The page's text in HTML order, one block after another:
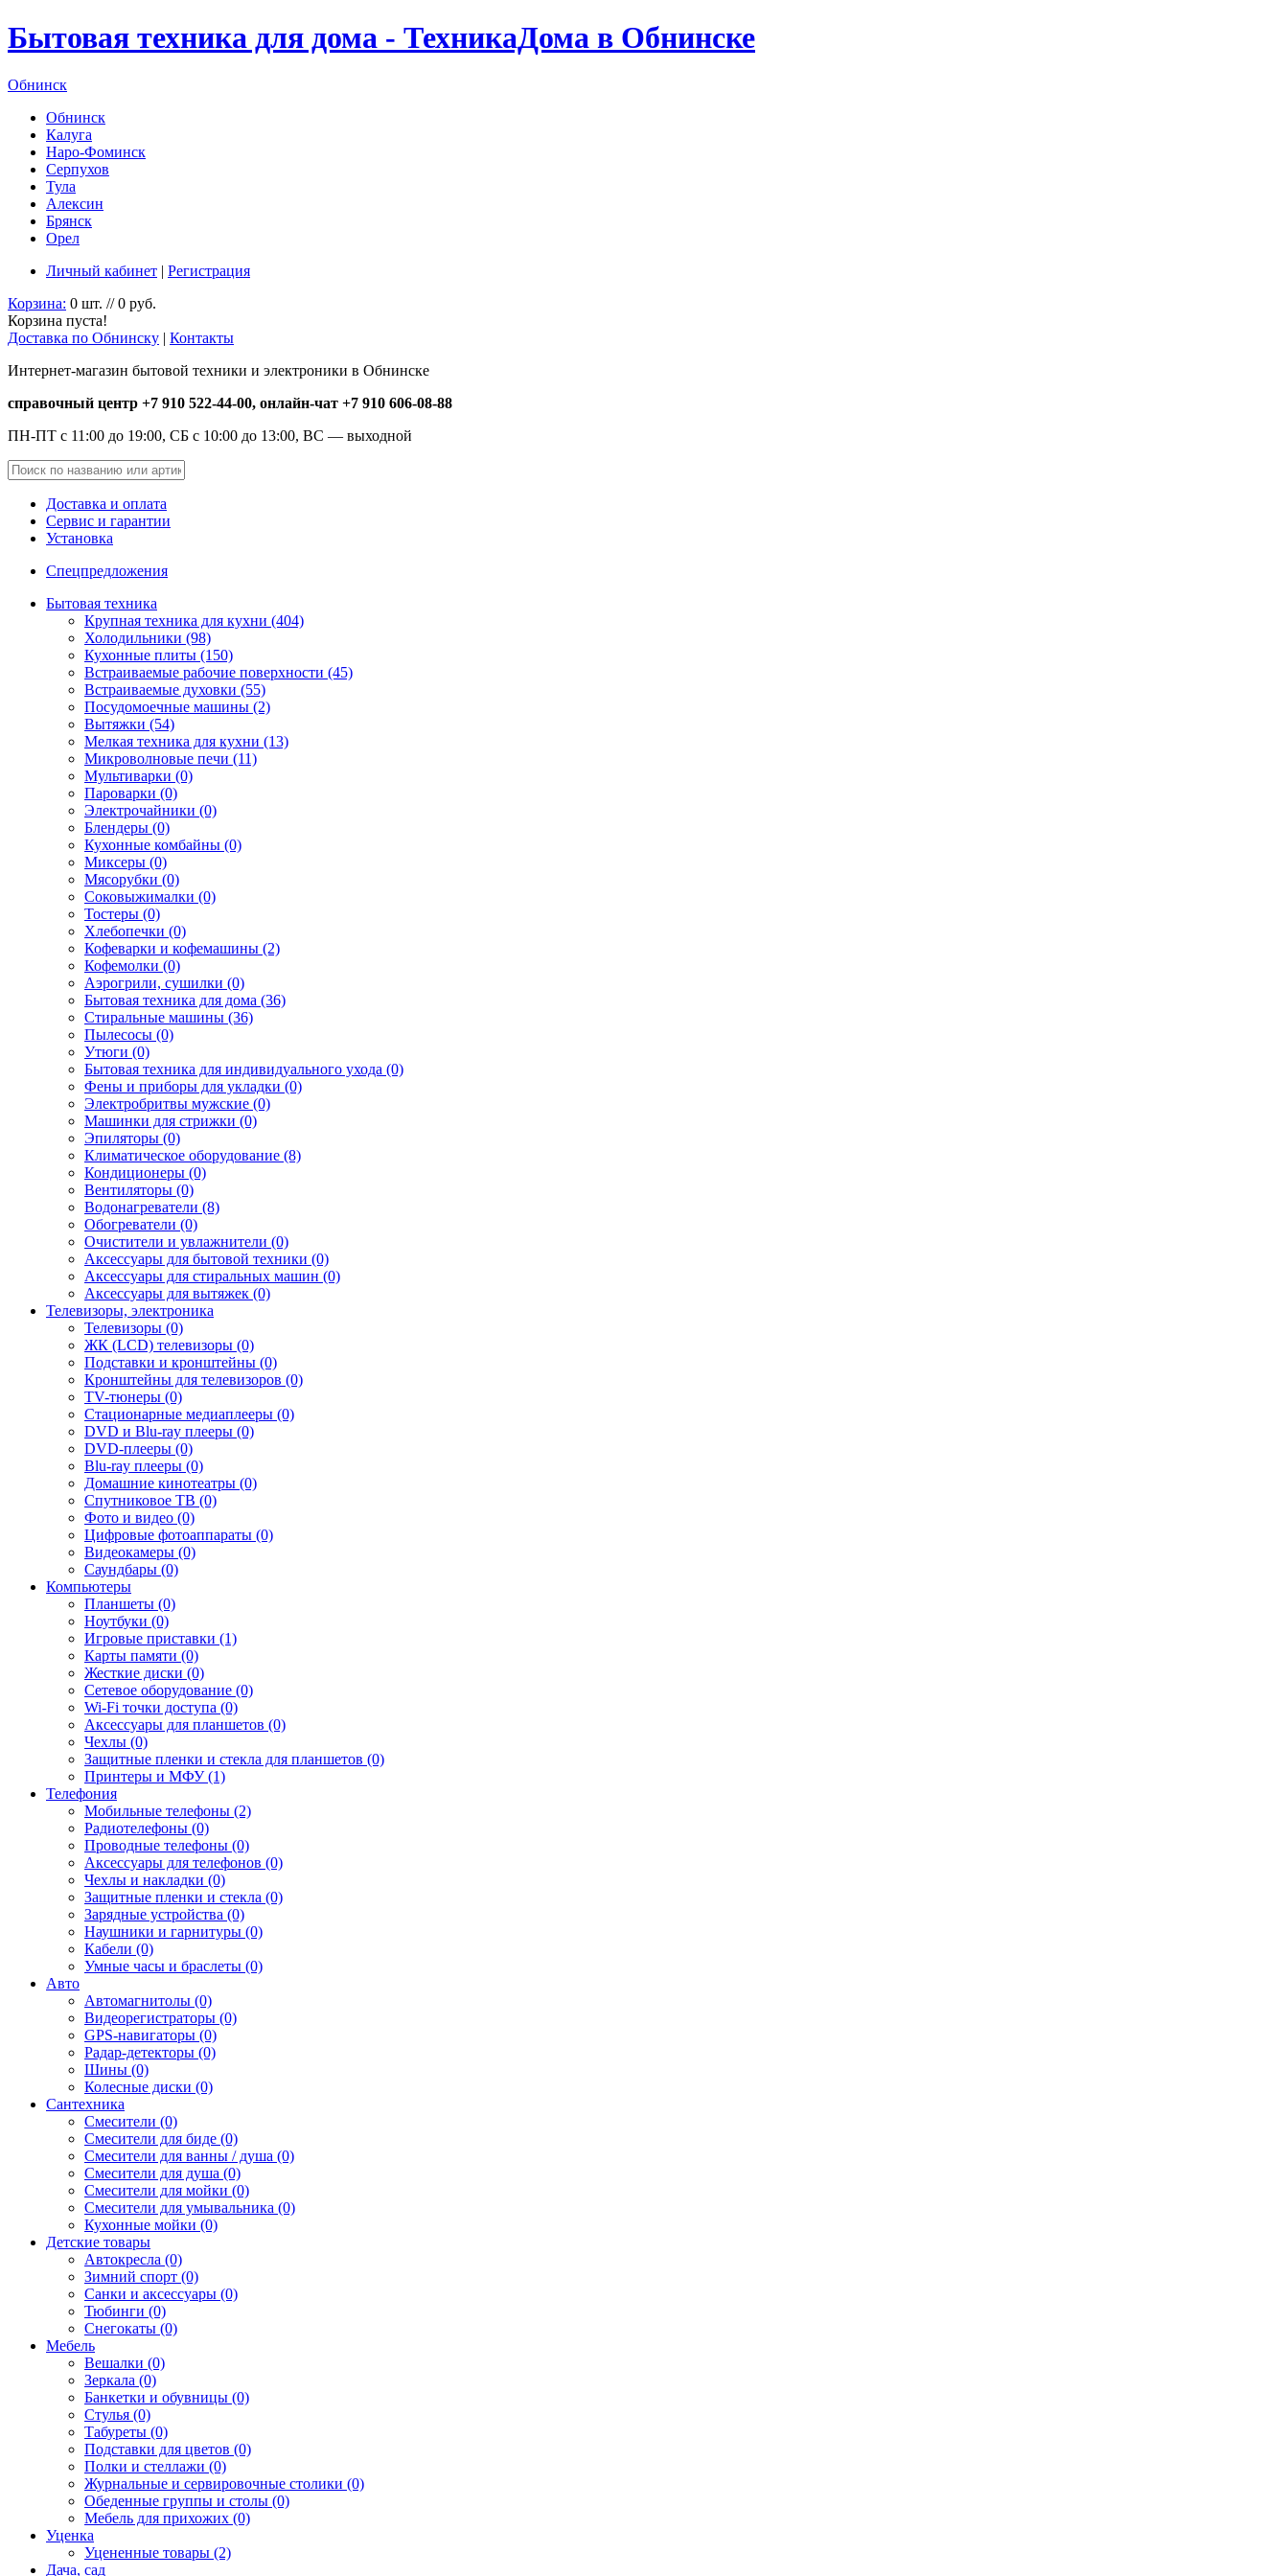
Бытовая техника для дома - ТехникаДома в Обнинске
Обнинск
Обнинск
Калуга
Наро-Фоминск
Серпухов
Тула
Алексин
Брянск
Орел
Личный кабинет | Регистрация
Корзина: 0 шт. // 0 руб.
Корзина пуста!
Доставка по Обнинску | Контакты
Интернет-магазин бытовой техники и электроники в Обнинске
справочный центр +7 910 522-44-00, онлайн-чат +7 910 606-08-88
ПН-ПТ с 11:00 до 19:00, СБ с 10:00 до 13:00, ВС — выходной
Доставка и оплата
Сервис и гарантии
Установка
Спецпредложения
Бытовая техника
Крупная техника для кухни (404)
Холодильники (98)
Кухонные плиты (150)
Встраиваемые рабочие поверхности (45)
Встраиваемые духовки (55)
Посудомоечные машины (2)
Вытяжки (54)
Мелкая техника для кухни (13)
Микроволновые печи (11)
Мультиварки (0)
Пароварки (0)
Электрочайники (0)
Блендеры (0)
Кухонные комбайны (0)
Миксеры (0)
Мясорубки (0)
Соковыжималки (0)
Тостеры (0)
Хлебопечки (0)
Кофеварки и кофемашины (2)
Кофемолки (0)
Аэрогрили, сушилки (0)
Бытовая техника для дома (36)
Стиральные машины (36)
Пылесосы (0)
Утюги (0)
Бытовая техника для индивидуального ухода (0)
Фены и приборы для укладки (0)
Электробритвы мужские (0)
Машинки для стрижки (0)
Эпиляторы (0)
Климатическое оборудование (8)
Кондиционеры (0)
Вентиляторы (0)
Водонагреватели (8)
Обогреватели (0)
Очистители и увлажнители (0)
Аксессуары для бытовой техники (0)
Аксессуары для стиральных машин (0)
Аксессуары для вытяжек (0)
Телевизоры, электроника
Телевизоры (0)
ЖК (LCD) телевизоры (0)
Подставки и кронштейны (0)
Кронштейны для телевизоров (0)
TV-тюнеры (0)
Стационарные медиаплееры (0)
DVD и Blu-ray плееры (0)
DVD-плееры (0)
Blu-ray плееры (0)
Домашние кинотеатры (0)
Спутниковое ТВ (0)
Фото и видео (0)
Цифровые фотоаппараты (0)
Видеокамеры (0)
Саундбары (0)
Компьютеры
Планшеты (0)
Ноутбуки (0)
Игровые приставки (1)
Карты памяти (0)
Жесткие диски (0)
Сетевое оборудование (0)
Wi-Fi точки доступа (0)
Аксессуары для планшетов (0)
Чехлы (0)
Защитные пленки и стекла для планшетов (0)
Принтеры и МФУ (1)
Телефония
Мобильные телефоны (2)
Радиотелефоны (0)
Проводные телефоны (0)
Аксессуары для телефонов (0)
Чехлы и накладки (0)
Защитные пленки и стекла (0)
Зарядные устройства (0)
Наушники и гарнитуры (0)
Кабели (0)
Умные часы и браслеты (0)
Авто
Автомагнитолы (0)
Видеорегистраторы (0)
GPS-навигаторы (0)
Радар-детекторы (0)
Шины (0)
Колесные диски (0)
Сантехника
Смесители (0)
Смесители для биде (0)
Смесители для ванны / душа (0)
Смесители для душа (0)
Смесители для мойки (0)
Смесители для умывальника (0)
Кухонные мойки (0)
Детские товары
Автокресла (0)
Зимний спорт (0)
Санки и аксессуары (0)
Тюбинги (0)
Снегокаты (0)
Мебель
Вешалки (0)
Зеркала (0)
Банкетки и обувницы (0)
Стулья (0)
Табуреты (0)
Подставки для цветов (0)
Полки и стеллажи (0)
Журнальные и сервировочные столики (0)
Обеденные группы и столы (0)
Мебель для прихожих (0)
Уценка
Уцененные товары (2)
Дача, сад